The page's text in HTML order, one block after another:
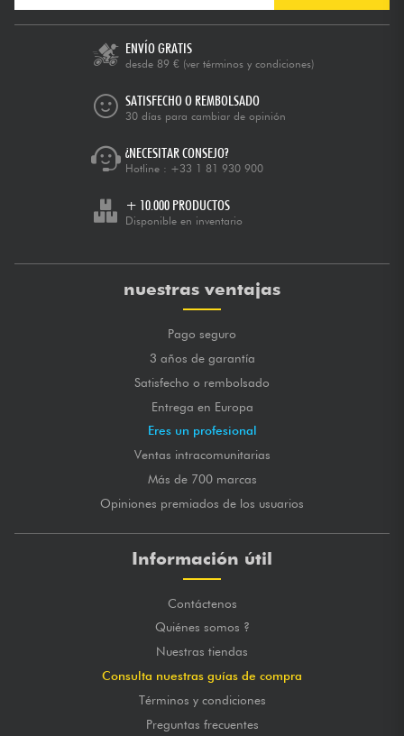
ENVÍO GRATIS
desde 89 € (ver términos y condiciones)
SATISFECHO O REMBOLSADO
30 días para cambiar de opinión
¿NECESITAR CONSEJO?
Hotline : +33 1 81 930 900
+ 10.000 PRODUCTOS
Disponible en inventario
nuestras ventajas
Pago seguro
3 años de garantía
Satisfecho o rembolsado
Entrega en Europa
Eres un profesional
Ventas intracomunitarias
Más de 700 marcas
Opiniones premiados de los usuarios
Información útil
Contáctenos
Quiénes somos ?
Nuestras tiendas
Consulta nuestras guías de compra
Términos y condiciones
Preguntas frecuentes